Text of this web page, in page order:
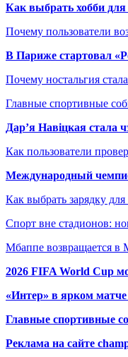
Как выбрать хобби
Почему пользователи
В Париже стартовал
Почему ностальгия
Главные спортивные
Дар’я Навіцкая стала
Как пользователи
Международный
Как выбрать зарядку
Спорт вне стадионов:
Мбаппе возвращается в
2026 FIFA World Cup
«Интер» в ярком
Главные спортивные
Реклама на сайте